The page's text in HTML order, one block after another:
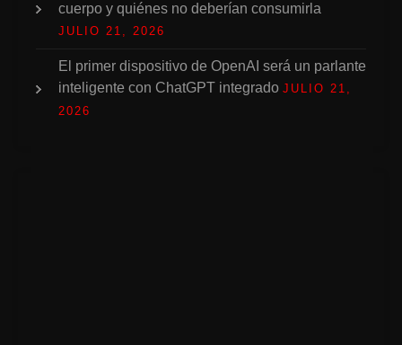
cuerpo y quiénes no deberían consumirla
JULIO 21, 2026
El primer dispositivo de OpenAI será un parlante
inteligente con ChatGPT integrado JULIO 21,
2026